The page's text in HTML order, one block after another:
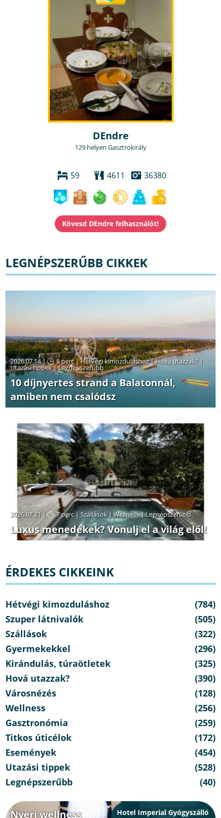
DEndre
129 helyen Gasztrokirály
59 4611 36380
LEGNÉPSZERŰBB CIKKEK
2026.07.14 | 8 perc|Hétvégi kimozduláshoz|Hová utazzak? |
Utazási tippek|Legnépszerűbb
10 díjnyertes strand a Balatonnál,
amiben nem csalódsz
2026.07.21 | 7 perc|Szállások|Wellness|Legnépszerűbb
Luxus menedékek? Vonulj el a világ elől!
ÉRDEKES CIKKEINK
Hétvégi kimozduláshoz
(784)
Szuper látnivalók
(505)
Szállások
(322)
Gyermekekkel
(296)
Kirándulás, túraötletek
(325)
Hová utazzak?
(390)
Városnézés
(128)
Wellness
(256)
Gasztronómia
(259)
Titkos úticélok
(172)
Események
(454)
Utazási tippek
(528)
Legnépszerűbb
(40)
Nyerj wellness
Hotel Imperial Gyógyszálló